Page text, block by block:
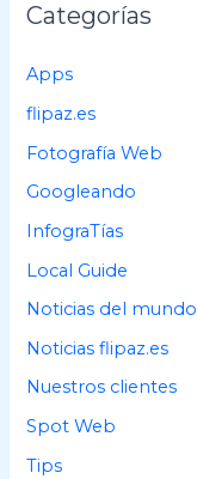
r
p
Categorías
Apps
flipaz.es
Fotografía Web
Googleando
InfograTías
Local Guide
Noticias del mundo
Noticias flipaz.es
Nuestros clientes
Spot Web
Tips